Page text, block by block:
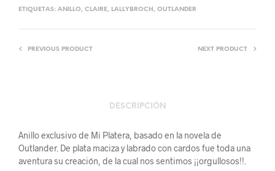
ETIQUETAS: ANILLO, CLAIRE, LALLYBROCH , OUTLANDER
PREVIOUS PRODUCT NEXT PRODUCT
DESCRIPCIÓN
Anillo exclusivo de Mi Platera, basado en la novela de
Outlander. De plata maciza y labrado con cardos fue toda una
aventura su creación, de la cual nos sentimos ¡¡orgullosos!!.